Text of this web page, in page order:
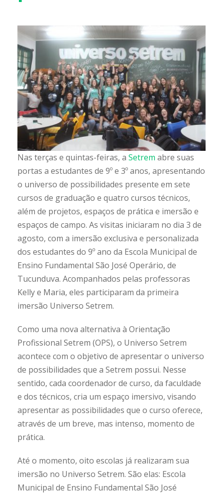
Nas terças e quintas-feiras, a Setrem abre suas
portas a estudantes de 9º e 3º anos, apresentando
o universo de possibilidades presente em sete
cursos de graduação e quatro cursos técnicos,
além de projetos, espaços de prática e imersão e
espaços de campo. As visitas iniciaram no dia 3 de
agosto, com a imersão exclusiva e personalizada
dos estudantes do 9º ano da Escola Municipal de
Ensino Fundamental São José Operário, de
Tucunduva. Acompanhados pelas professoras
Kelly e Maria, eles participaram da primeira
imersão Universo Setrem.
Como uma nova alternativa à Orientação
Profissional Setrem (OPS), o Universo Setrem
acontece com o objetivo de apresentar o universo
de possibilidades que a Setrem possui. Nesse
sentido, cada coordenador de curso, da faculdade
e dos técnicos, cria um espaço imersivo, visando
apresentar as possibilidades que o curso oferece,
através de um breve, mas intenso, momento de
prática.
Até o momento, oito escolas já realizaram sua
imersão no Universo Setrem. São elas: Escola
Municipal de Ensino Fundamental São José